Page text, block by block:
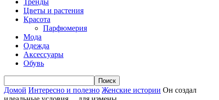
Тренды
Цветы и растения
Красота
Парфюмерия
Мода
Одежда
Аксессуары
Обувь
Домой Интересно и полезно Женские истории Он создал